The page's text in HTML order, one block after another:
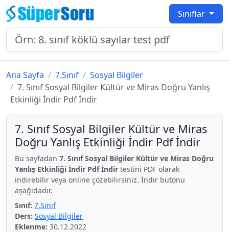
Sınıflar
Ana Sayfa 7.Sınıf
Sosyal Bilgiler
7. Sınıf Sosyal Bilgiler Kültür ve Miras Doğru Yanlış
Etkinliği İndir Pdf İndir
7. Sınıf Sosyal Bilgiler Kültür ve Miras
Doğru Yanlış Etkinliği İndir Pdf İndir
Bu sayfadan 7. Sınıf Sosyal Bilgiler Kültür ve Miras Doğru
Yanlış Etkinliği İndir Pdf İndir testini PDF olarak
indirebilir veya online çözebilirsiniz. İndir butonu
aşağıdadır.
Sınıf: 7.Sınıf
Ders: Sosyal Bilgiler
Eklenme: 30.12.2022